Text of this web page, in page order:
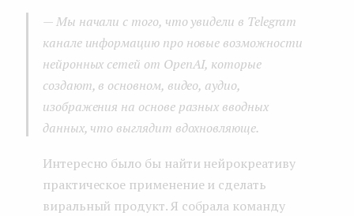
— Мы начали с того, что увидели в Telegram
канале информацию про новые возможности
нейронных сетей от OpenAI, которые
создают, в основном, видео, аудио,
изображения на основе разных вводных
данных, что выглядит вдохновляюще.
Интересно было бы найти нейрокреативу
практическое применение и сделать
виральный продукт. Я собрала команду